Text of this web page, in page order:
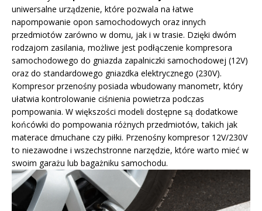
uniwersalne urządzenie, które pozwala na łatwe
napompowanie opon samochodowych oraz innych
przedmiotów zarówno w domu, jak i w trasie. Dzięki dwóm
rodzajom zasilania, możliwe jest podłączenie kompresora
samochodowego do gniazda zapalniczki samochodowej (12V)
oraz do standardowego gniazdka elektrycznego (230V).
Kompresor przenośny posiada wbudowany manometr, który
ułatwia kontrolowanie ciśnienia powietrza podczas
pompowania. W większości modeli dostępne są dodatkowe
końcówki do pompowania różnych przedmiotów, takich jak
materace dmuchane czy piłki. Przenośny kompresor 12V/230V
to niezawodne i wszechstronne narzędzie, które warto mieć w
swoim garażu lub bagażniku samochodu.